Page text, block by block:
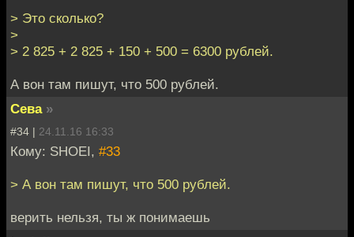
> Это сколько?
>
> 2 825 + 2 825 + 150 + 500 = 6300 рублей.
А вон там пишут, что 500 рублей.
Сева »
#34 | 24.11.16 16:33
Кому: SHOEI, #33
> А вон там пишут, что 500 рублей.
верить нельзя, ты ж понимаешь